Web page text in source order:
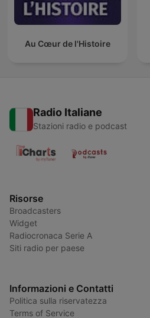
Au Cœur de l'Histoire
Radio Italiane
Stazioni radio e podcast
Risorse
Broadcasters
Widget
Radiocronaca Serie A
Siti radio per paese
Informazioni e Contatti
Politica sulla riservatezza
Terms of Service